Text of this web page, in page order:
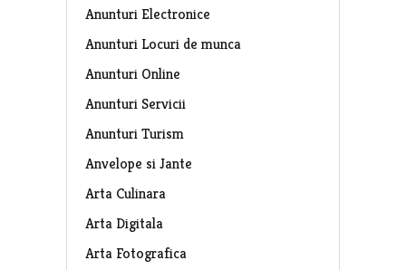
Anunturi Electronice
Anunturi Locuri de munca
Anunturi Online
Anunturi Servicii
Anunturi Turism
Anvelope si Jante
Arta Culinara
Arta Digitala
Arta Fotografica